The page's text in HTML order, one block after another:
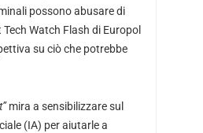
possono abusare di
Watch Flash di Europol
su ciò che potrebbe
mira a sensibilizzare sul
(IA) per aiutarle a